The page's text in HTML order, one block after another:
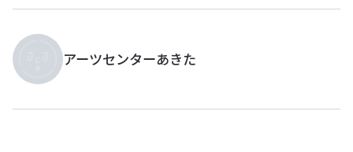
アーツセンターあきた